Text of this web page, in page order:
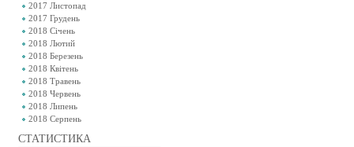
2017 Листопад
2017 Грудень
2018 Січень
2018 Лютий
2018 Березень
2018 Квітень
2018 Травень
2018 Червень
2018 Липень
2018 Серпень
СТАТИСТИКА